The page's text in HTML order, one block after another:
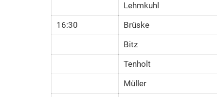
Lehmkuhl
16:30
Brüske
Bitz
Tenholt
Müller